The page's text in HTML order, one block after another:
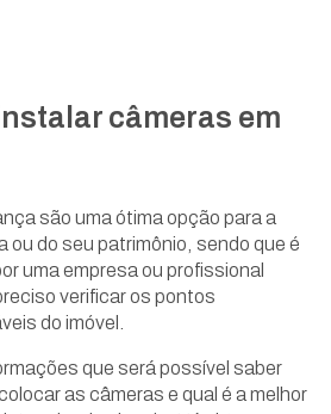
câmeras em
são uma ótima opção para a
ou do seu patrimônio, sendo que é
uma empresa ou profissional
verificar os pontos
do imóvel.
que será possível saber
as câmeras e qual é a melhor